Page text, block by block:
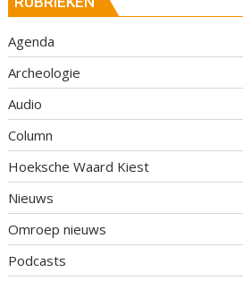
Agenda
Archeologie
Audio
Column
Hoeksche Waard Kiest
Nieuws
Omroep nieuws
Podcasts